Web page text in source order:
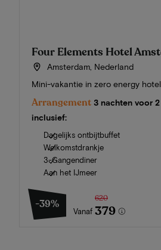
Four Elements Hotel
Amsterdam, Nederland
Mini-vakantie in zero energy hotel
Arrangement 3 nachten voor
inclusief:
Dagelijks ontbijtbuffet
Welkomstdrankje
3-Gangendiner
Aan het IJmeer
-39%
Vanaf
620
379